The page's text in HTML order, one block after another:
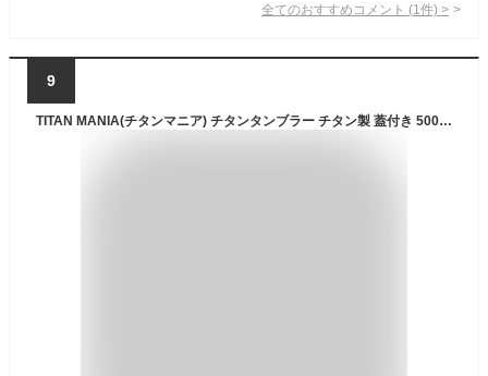
全てのおすすめコメント (1 件) >
9
TITAN MANIA(チタンマニア) チタンタンブラー チタン製 蓋付き 500ml 持ち運び 軽量 頑丈 真空断熱 カップ 保温保冷 おしゃれ 密閉 コップ 水筒 サビない 結晶模様 アウトドア キャンプ ソロキャンプ アウトドア用品 キャンプ用品